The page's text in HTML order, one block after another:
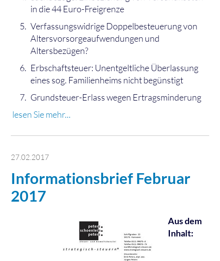
in die 44 Euro-Freigrenze
Verfassungswidrige Doppelbesteuerung von
Altersvorsorgeaufwendungen und
Altersbezügen?
Erbschaftsteuer: Unentgeltliche Überlassung
eines sog. Familienheims nicht begünstigt
Grundsteuer-Erlass wegen Ertragsminderung
lesen Sie mehr...
27.02.2017
Informationsbrief Februar
2017
Aus dem
Inhalt: